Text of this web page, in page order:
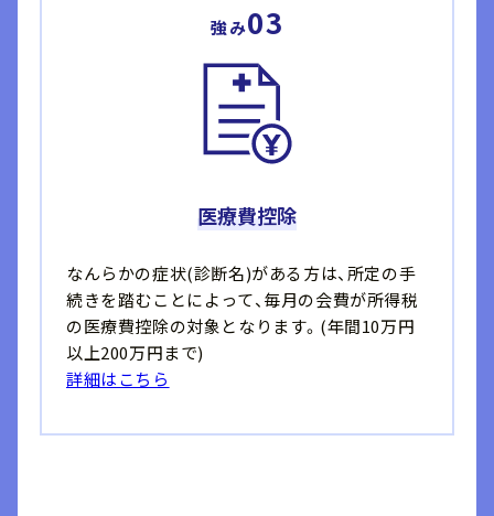
強み03
医療費控除
なんらかの症状(診断名)がある方は、所定の手
続きを踏むことによって、毎月の会費が所得税
の医療費控除の対象となります。(年間10万円
以上200万円まで)
詳細はこちら